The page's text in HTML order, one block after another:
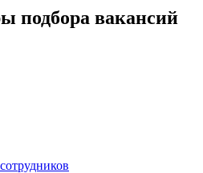
подбора вакансий